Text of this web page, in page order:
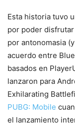
Esta historia tuvo
por poder
por antonomasia
acuerdo entre
basados en
lanzaron para
Exhilarating
PUBG: Mobile
el lanzamiento